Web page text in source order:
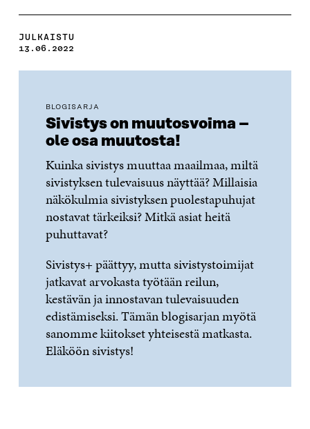
JULKAISTU
13.06.2022
BLOGISARJA
Sivistys on muutosvoima –
ole osa muutosta!
Kuinka sivistys muuttaa maailmaa, miltä
sivistyksen tulevaisuus näyttää? Millaisia
näkökulmia sivistyksen puolestapuhujat
nostavat tärkeiksi? Mitkä asiat heitä
puhuttavat?
Sivistys+ päättyy, mutta sivistystoimijat
jatkavat arvokasta työtään reilun,
kestävän ja innostavan tulevaisuuden
edistämiseksi. Tämän blogisarjan myötä
sanomme kiitokset yhteisestä matkasta.
Eläköön sivistys!